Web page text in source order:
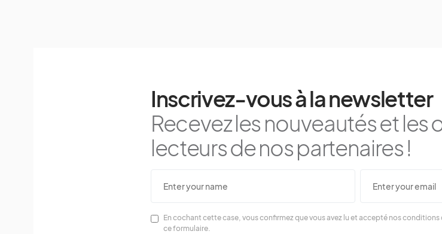
Inscrivez-vous à la newsletter
Recevez les nouveautés et les
lecteurs de nos partenaires !
En cochant cette case, vous confirmez que vous avez lu et accepté nos
ce formulaire.